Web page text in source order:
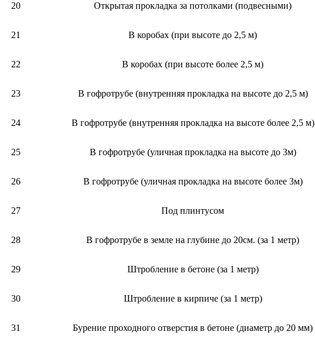
20 Открытая прокладка за потолками (подвесными)
21 В коробах (при высоте до 2,5 м)
22 В коробах (при высоте более 2,5 м)
23 В гофротрубе (внутренняя прокладка на высоте до 2,5 м)
24 В гофротрубе (внутренняя прокладка на высоте более 2,5 м)
25 В гофротрубе (уличная прокладка на высоте до 3м)
26 В гофротрубе (уличная прокладка на высоте более 3м)
27 Под плинтусом
28 В гофротрубе в земле на глубине до 20см. (за 1 метр)
29 Штробление в бетоне (за 1 метр)
30 Штробление в кирпиче (за 1 метр)
31 Бурение проходного отверстия в бетоне (диаметр до 20 мм)